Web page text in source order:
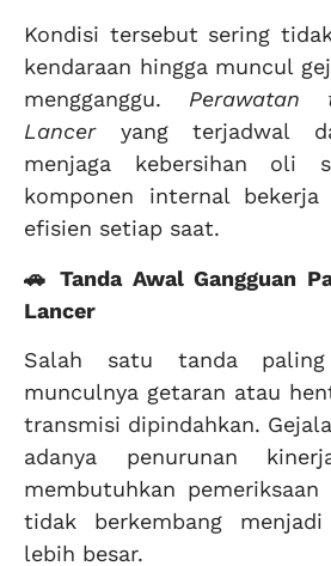
Kondisi tersebut sering
kendaraan hingga muncul
mengganggu. Perawatan
Lanceryang terjadwal
menjaga kebersihan oli
komponen internal
efisien setiap saat.
🚗 Tanda Awal Gangguan
Lancer
Salah satu tanda
munculnya getaran atau
transmisi dipindahkan.
adanya penurunan
membutuhkan
tidak berkembang
lebih besar.